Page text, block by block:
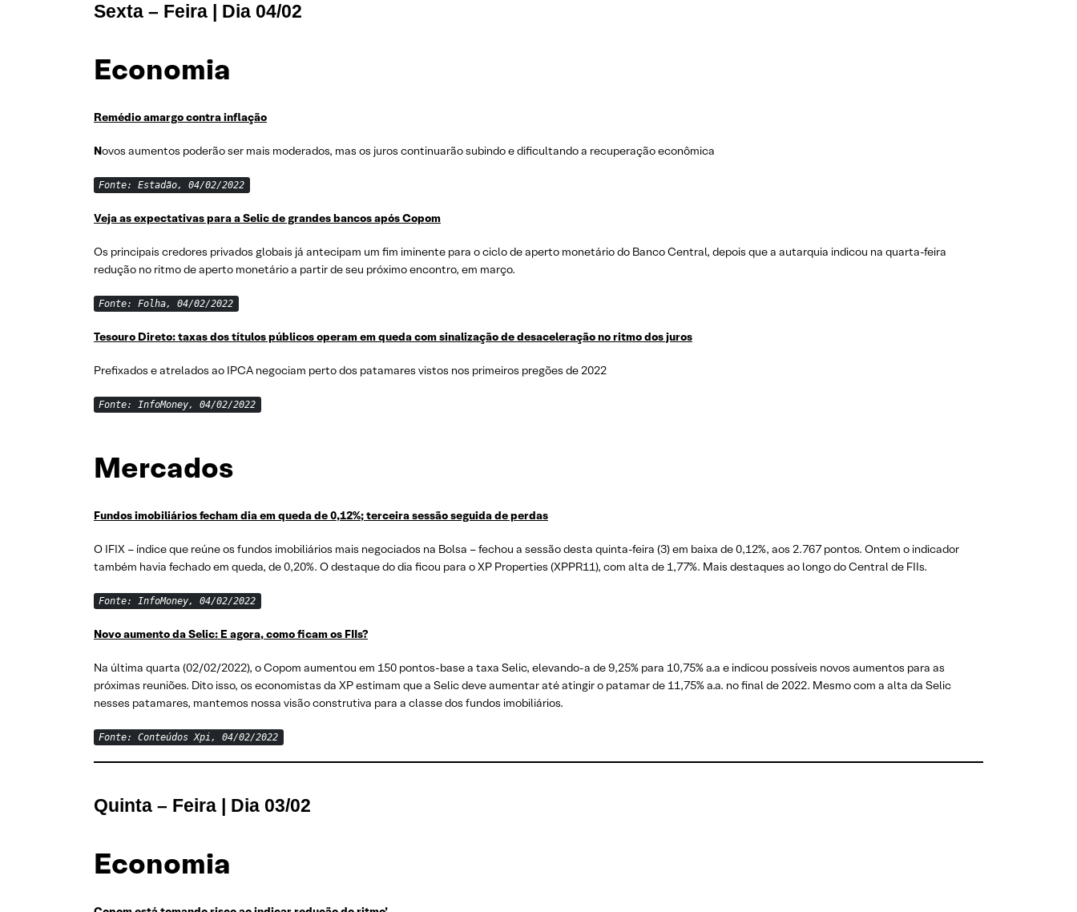
Sexta – Feira | Dia 04/02
Economia
Remédio amargo contra inflação
Novos aumentos poderão ser mais moderados, mas os juros continuarão subindo e dificultando a recuperação econômica
Fonte: Estadão, 04/02/2022
Veja as expectativas para a Selic de grandes bancos após Copom
Os principais credores privados globais já antecipam um fim iminente para o ciclo de aperto monetário do Banco Central, depois que a autarquia indicou na quarta-feira
redução no ritmo de aperto monetário a partir de seu próximo encontro, em março.
Fonte: Folha, 04/02/2022
Tesouro Direto: taxas dos títulos públicos operam em queda com sinalização de desaceleração no ritmo dos juros
Prefixados e atrelados ao IPCA negociam perto dos patamares vistos nos primeiros pregões de 2022
Fonte: InfoMoney, 04/02/2022
Mercados
Fundos imobiliários fechamdia em queda de 0,12%; terceira sessão seguida de perdas
O IFIX – índice que reúne os fundos imobiliários mais negociados na Bolsa – fechou a sessão desta quinta-feira (3) em baixa de 0,12%, aos 2.767 pontos. Ontem o indicador
também havia fechado em queda, de 0,20%. O destaque do dia ficou para o XP Properties (XPPR11), com alta de 1,77%. Mais destaques ao longo do Central de FIIs.
Fonte: InfoMoney, 04/02/2022
Novo aumento da Selic: E agora, como ficam os FIIs?
Na última quarta (02/02/2022), o Copom aumentou em 150 pontos-base a taxa Selic, elevando-a de 9,25% para 10,75% a.a e indicou possíveis novos aumentos para as
próximas reuniões. Dito isso, os economistas da XP estimam que a Selic deve aumentar até atingir o patamar de 11,75% a.a. no final de 2022. Mesmo com a alta da Selic
nesses patamares, mantemos nossa visão construtiva para a classe dos fundos imobiliários.
Fonte: Conteúdos Xpi, 04/02/2022
Quinta – Feira | Dia 03/02
Economia